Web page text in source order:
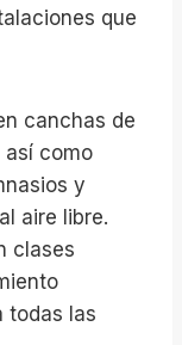
que
canchas de
como
y
aire libre.
clases
todas las